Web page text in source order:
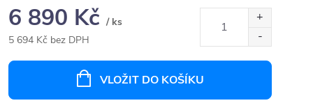
6 890 Kč / ks
5 694 Kč bez DPH
VLOŽIT DO KOŠÍKU